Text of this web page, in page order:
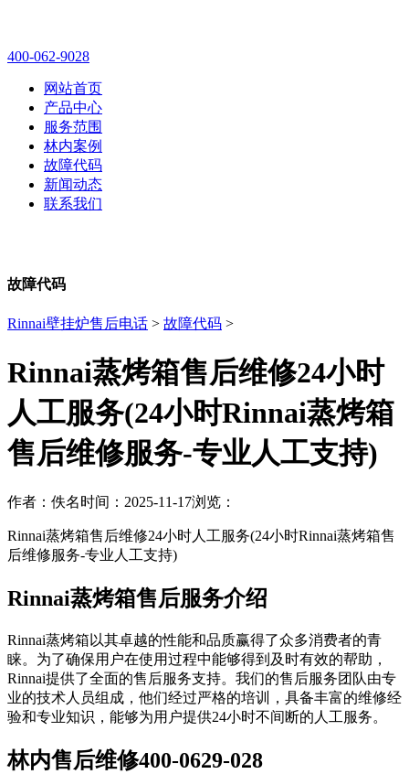
400-062-9028
网站首页
产品中心
服务范围
林内案例
故障代码
新闻动态
联系我们
故障代码
Rinnai壁挂炉售后电话 > 故障代码 >
Rinnai蒸烤箱售后维修24小时
人工服务(24小时Rinnai蒸烤箱
售后维修服务-专业人工支持)
作者：佚名时间：2025-11-17浏览：
Rinnai蒸烤箱售后维修24小时人工服务(24小时Rinnai蒸烤箱售
后维修服务-专业人工支持)
Rinnai蒸烤箱售后服务介绍
Rinnai蒸烤箱以其卓越的性能和品质赢得了众多消费者的青
睐。为了确保用户在使用过程中能够得到及时有效的帮助，
Rinnai提供了全面的售后服务支持。我们的售后服务团队由专
业的技术人员组成，他们经过严格的培训，具备丰富的维修经
验和专业知识，能够为用户提供24小时不间断的人工服务。
林内售后维修400-0629-028